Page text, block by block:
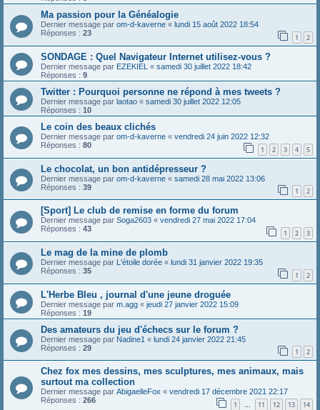
Ma passion pour la Généalogie
Dernier message par om-d-kaverne « lundi 15 août 2022 18:54
Réponses : 23 1 2
SONDAGE : Quel Navigateur Internet utilisez-vous ?
Dernier message par EZEKIEL « samedi 30 juillet 2022 18:42
Réponses : 9
Twitter : Pourquoi personne ne répond à mes tweets ?
Dernier message par laotao « samedi 30 juillet 2022 12:05
Réponses : 10
Le coin des beaux clichés
Dernier message par om-d-kaverne « vendredi 24 juin 2022 12:32
Réponses : 80 1 2 3 4 5
Le chocolat, un bon antidépresseur ?
Dernier message par om-d-kaverne « samedi 28 mai 2022 13:06
Réponses : 39 1 2
[Sport] Le club de remise en forme du forum
Dernier message par Soga2603 « vendredi 27 mai 2022 17:04
Réponses : 43 1 2 3
Le mag de la mine de plomb
Dernier message par L'étoile dorée « lundi 31 janvier 2022 19:35
Réponses : 35 1 2
L'Herbe Bleu , journal d'une jeune droguée
Dernier message par m.agg « jeudi 27 janvier 2022 15:09
Réponses : 19
Des amateurs du jeu d'échecs sur le forum ?
Dernier message par Nadine1 « lundi 24 janvier 2022 21:45
Réponses : 29 1 2
Chez fox mes dessins, mes sculptures, mes animaux, mais
surtout ma collection
Dernier message par AbigaelleFox « vendredi 17 décembre 2021 22:17
Réponses : 266 1 … 11 12 13 14